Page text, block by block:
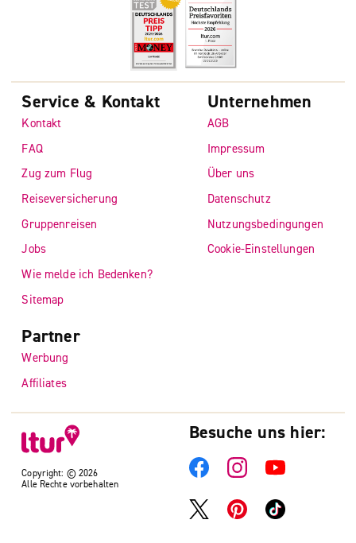
Copyright: © 2026
Alle Rechte vorbehalten
Service & Kontakt
Kontakt
FAQ
Zug zum Flug
Reiseversicherung
Gruppenreisen
Jobs
Wie melde ich Bedenken?
Sitemap
Unternehmen
AGB
Impressum
Über uns
Datenschutz
Nutzungsbedingungen
Cookie-Einstellungen
Partner
Werbung
Affiliates
Besuche uns hier: